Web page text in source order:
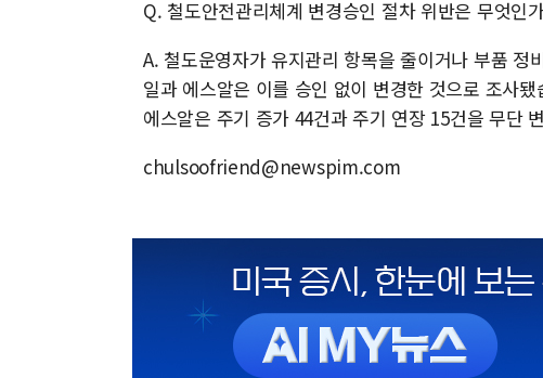
Q. 철도안전관리체계 변경승인 절차 위반은 무엇인
A. 철도운영자가 유지관리 항목을 줄이거나 부품
일과 에스알은 이를 승인 없이 변경한 것으로 조사
에스알은 주기 증가 44건과 주기 연장 15건을 무단
chulsoofriend@newspim.com